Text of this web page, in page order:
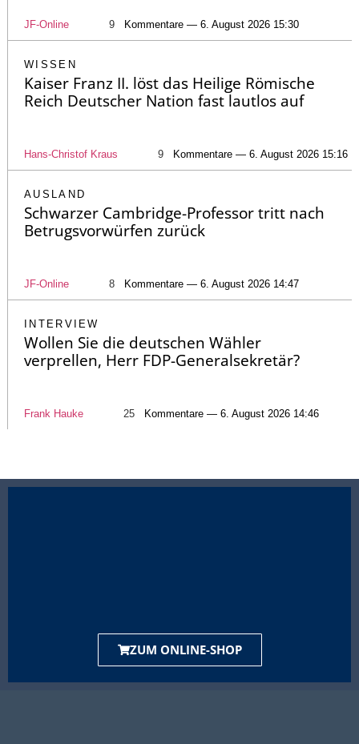
JF-Online 9 Kommentare — 6. August 2026 15:30
WISSEN
Kaiser Franz II. löst das Heilige Römische
Reich Deutscher Nation fast lautlos auf
Hans-Christof Kraus 9 Kommentare — 6. August 2026 15:16
AUSLAND
Schwarzer Cambridge-Professor tritt nach
Betrugsvorwürfen zurück
JF-Online 8 Kommentare — 6. August 2026 14:47
INTERVIEW
Wollen Sie die deutschen Wähler
verprellen, Herr FDP-Generalsekretär?
Frank Hauke 25 Kommentare — 6. August 2026 14:46
ZUM ONLINE-SHOP